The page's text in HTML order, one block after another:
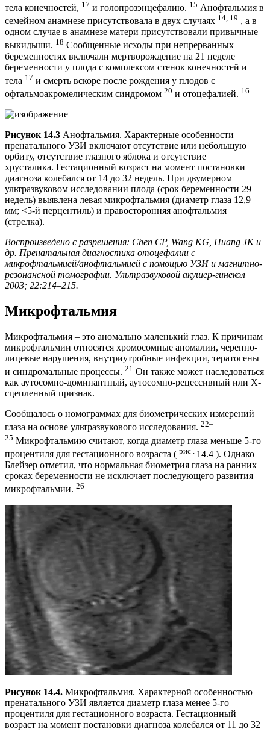
тела конечностей, 17 и голопрозэнцефалию. 15 Анофтальмия в
семейном анамнезе присутствовала в двух случаях 14, 19 , а в
одном случае в анамнезе матери присутствовали привычные
выкидыши. 18 Сообщенные исходы при непрерванных
беременностях включали мертворождение на 21 неделе
беременности у плода с комплексом стенок конечностей и
тела 17 и смерть вскоре после рождения у плодов с
офтальмоакромелическим синдромом 20 и отоцефалией. 16
Рисунок 14.3 Анофтальмия. Характерные особенности
пренатального УЗИ включают отсутствие или небольшую
орбиту, отсутствие глазного яблока и отсутствие
хрусталика. Гестационный возраст на момент постановки
диагноза колебался от 14 до 32 недель. При двумерном
ультразвуковом исследовании плода (срок беременности 29
недель) выявлена ​​левая микрофтальмия (диаметр глаза 12,9
мм; <5-й перцентиль) и правосторонняя анофтальмия
(стрелка).
Воспроизведено с разрешения: Chen CP, Wang KG, Huang JK и
др. Пренатальная диагностика отоцефалии с
микрофтальмией/анофтальмией с помощью УЗИ и магнитно-
резонансной томографии. Ультразвуковой акушер-гинекол
2003; 22:214–215.
Микрофтальмия
Микрофтальмия – это аномально маленький глаз. К причинам
микрофтальмии относятся хромосомные аномалии, черепно-
лицевые нарушения, внутриутробные инфекции, тератогены
и синдромальные процессы. 21 Он также может наследоваться
как аутосомно-доминантный, аутосомно-рецессивный или Х-
сцепленный признак.
Сообщалось о номограммах для биометрических измерений
глаза на основе ультразвукового исследования. 22–
25 Микрофтальмию считают, когда диаметр глаза меньше 5-го
процентиля для гестационного возраста ( рис . 14.4 ). Однако
Блейзер отметил, что нормальная биометрия глаза на ранних
сроках беременности не исключает последующего развития
микрофтальмии. 26
Рисунок 14.4. Микрофтальмия. Характерной особенностью
пренатального УЗИ является диаметр глаза менее 5-го
процентиля для гестационного возраста. Гестационный
возраст на момент постановки диагноза колебался от 11 до 32